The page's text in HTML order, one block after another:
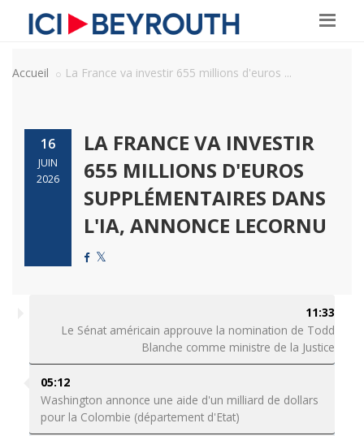
Accueil La France va investir 655 millions d'euros ...
16
JUIN
2026
LA FRANCE VA INVESTIR
655 MILLIONS D'EUROS
SUPPLÉMENTAIRES DANS
L'IA, ANNONCE LECORNU
11:33
Le Sénat américain approuve la nomination de Todd
Blanche comme ministre de la Justice
05:12
Washington annonce une aide d'un milliard de dollars
pour la Colombie (département d'Etat)